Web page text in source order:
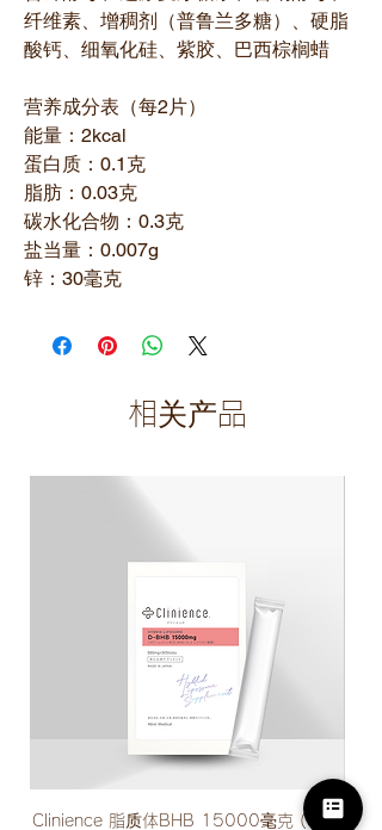
纤维素、增稠剂（普鲁兰多糖）、硬脂
酸钙、细氧化硅、紫胶、巴西棕榈蜡
营养成分表（每2片）
能量：2kcal
蛋白质：0.1克
脂肪：0.03克
碳水化合物：0.3克
盐当量：0.007g
锌：30毫克
相关产品
Clinience 脂质体BHB 15000毫克 (500